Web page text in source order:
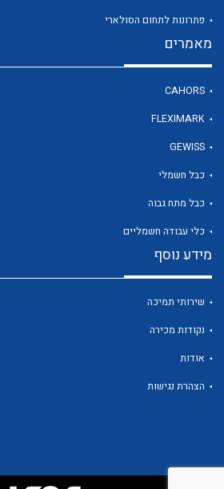
לכל מוצרי היצרן
פתרונות לתחום הסולארי
מאמרים
CAHORS
FLEXIMARK
GEWISS
כבל חשמלי
כבל מתח גבוה
כלי עבודה חשמליים
מידע נוסף
שירותי תמיכה
נקודות מכירה
אודות
הצהרת נגישות